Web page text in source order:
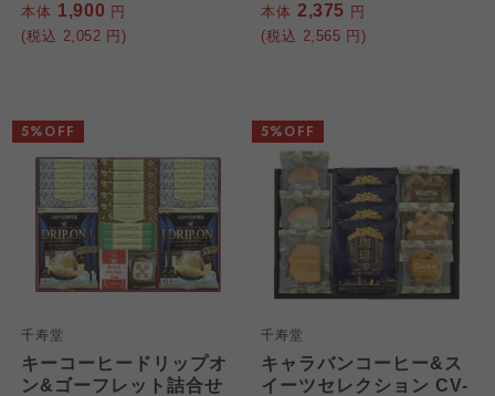
本体 1,900 円
(税込 2,052 円)
本体 2,375 円
(税込 2,565 円)
千寿堂
キーコーヒードリップオ
ン&ゴーフレット詰合せ
5%OFF
千寿堂
キャラバンコーヒー&ス
イーツセレクション CV-
5%OFF